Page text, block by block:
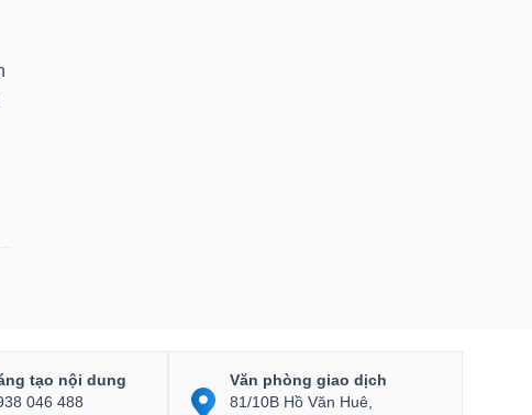
tạo nội dung
046 488
Văn phòng giao dịch
81/10B Hồ Văn Huê,